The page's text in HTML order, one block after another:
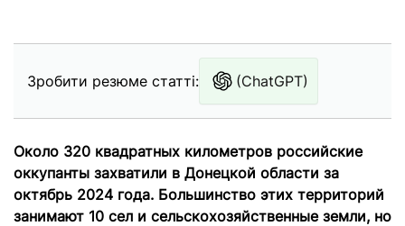
Зробити резюме статті: (ChatGPT)
Около 320 квадратных километров российские
оккупанты захватили в Донецкой области за
октябрь 2024 года. Большинство этих территорий
занимают 10 сел и сельскохозяйственные земли, но